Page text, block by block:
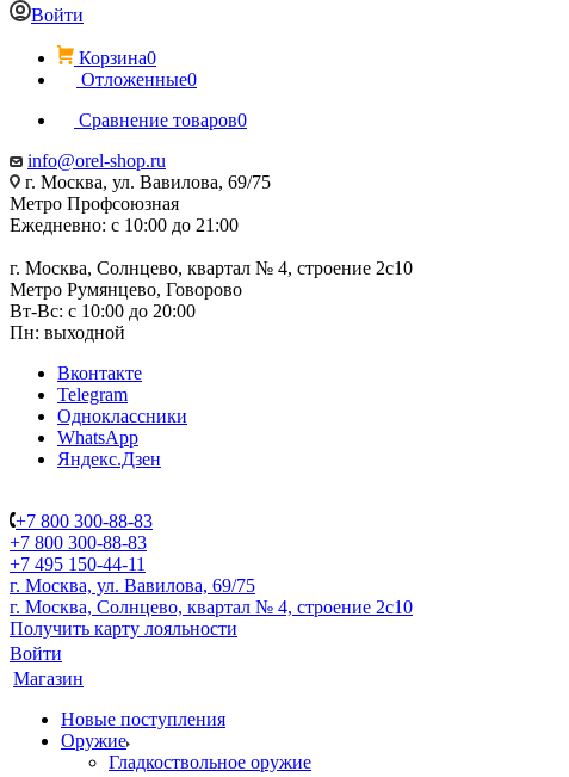
Войти
Корзина0
Отложенные0
Сравнение товаров0
info@orel-shop.ru
г. Москва, ул. Вавилова, 69/75
Метро Профсоюзная
Ежедневно: с 10:00 до 21:00
г. Москва, Солнцево, квартал № 4, строение 2с10
Метро Румянцево, Говорово
Вт-Вс: с 10:00 до 20:00
Пн: выходной
Вконтакте
Telegram
Одноклассники
WhatsApp
Яндекс.Дзен
+7 800 300-88-83
+7 800 300-88-83
+7 495 150-44-11
г. Москва, ул. Вавилова, 69/75
г. Москва, Солнцево, квартал № 4, строение 2с10
Получить карту лояльности
Войти
Магазин
Новые поступления
Оружие
Гладкоствольное оружие